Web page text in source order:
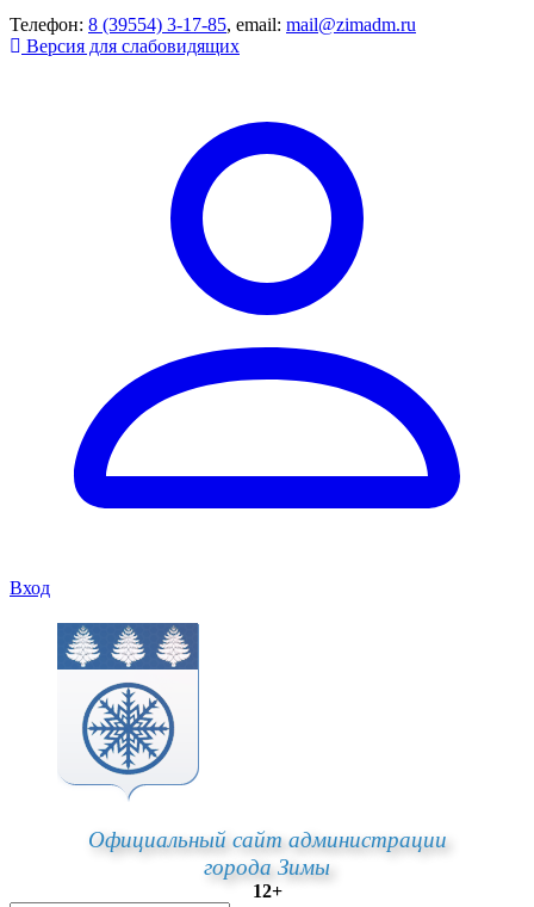
Телефон: 8 (39554) 3-17-85, email: mail@zimadm.ru
Версия для слабовидящих
Вход
Официальный сайт администрации
города Зимы
12+